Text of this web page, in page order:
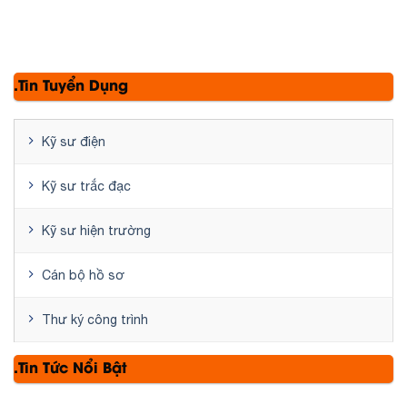
.Tin Tuyển Dụng
Kỹ sư điện
Kỹ sư trắc đạc
Kỹ sư hiện trường
Cán bộ hồ sơ
Thư ký công trình
.Tin Tức Nổi Bật